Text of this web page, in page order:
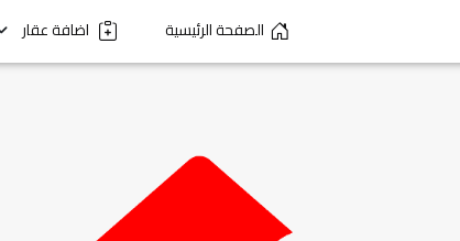
الصفحة الرئيسية اضافة عقار